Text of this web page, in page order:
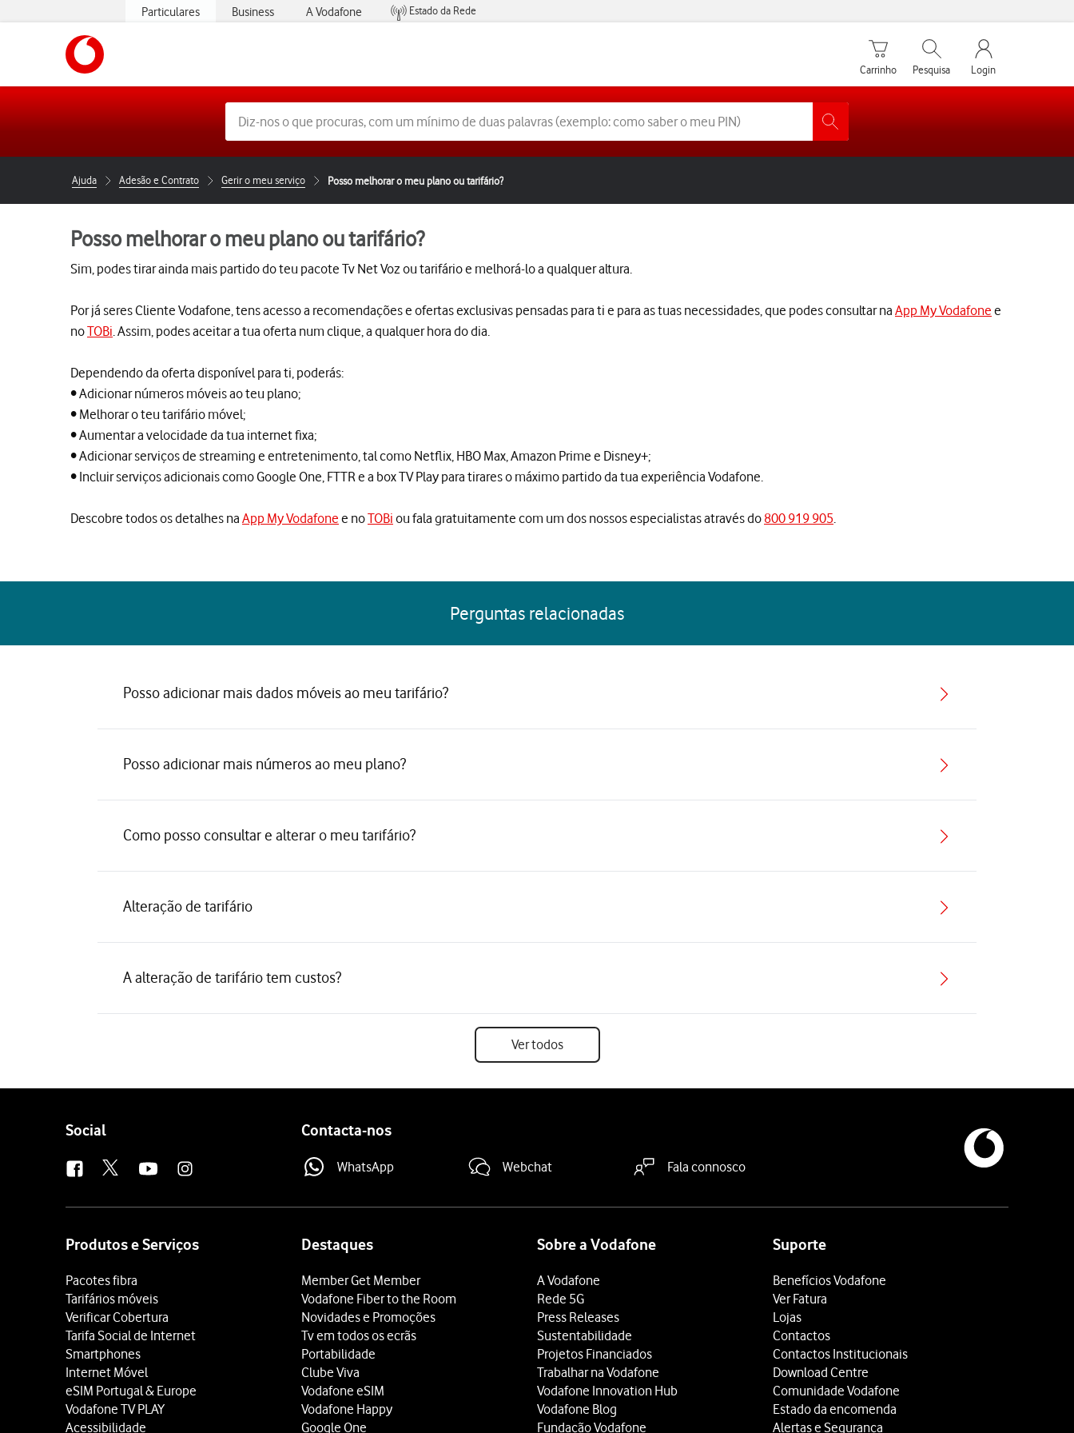
Particulares Business A Vodafone
Estado da Rede
Carrinho de compras
Carrinho
Pesquisar
Pesquisa
My Vodafone
Login
Ajuda Adesão e Contrato Gerir o meu serviço Posso melhorar o meu plano ou tarifário?
Posso melhorar o meu plano ou tarifário?
Sim, podes tirar ainda mais partido do teu pacote Tv Net Voz ou tarifário e melhorá-lo a qualquer altura.
Por já seres Cliente Vodafone, tens acesso a recomendações e ofertas exclusivas pensadas para ti e para as tuas necessidades, que podes consultar naApp My Vodafonee
noTOBi . Assim, podes aceitar a tua oferta num clique, a qualquer hora do dia.
Dependendo da oferta disponível para ti, poderás:
• Adicionar números móveis ao teu plano;
• Melhorar o teu tarifário móvel;
• Aumentar a velocidade da tua internet fixa;
• Adicionar serviços de streaming e entretenimento, tal como Netflix, HBO Max, Amazon Prime e Disney+;
• Incluir serviços adicionais como Google One, FTTR e a box TV Play para tirares o máximo partido da tua experiência Vodafone.
Descobre todos os detalhes naApp My Vodafonee noTOBiou fala gratuitamente com um dos nossos especialistas através do800 919 905
Perguntas relacionadas
Posso adicionar mais dados móveis ao meu tarifário?
Posso adicionar mais números ao meu plano?
Como posso consultar e alterar o meu tarifário?
Alteração de tarifário
A alteração de tarifário tem custos?
Ver todos
Follow
Social Contacta-nos
WhatsApp Webchat Fala connosco
Produtos e Serviços
Pacotes fibra
Tarifários móveis
Verificar Cobertura
Tarifa Social de Internet
Smartphones
Internet Móvel
eSIM Portugal & Europe
Vodafone TV PLAY
Acessibilidade
Destaques
Member Get Member
Vodafone Fiber to the Room
Novidades e Promoções
Tv em todos os ecrãs
Portabilidade
Clube Viva
Vodafone eSIM
Vodafone Happy
Google One
Sobre a Vodafone
A Vodafone
Rede 5G
Press Releases
Sustentabilidade
Projetos Financiados
Trabalhar na Vodafone
Vodafone Innovation Hub
Vodafone Blog
Fundação Vodafone
Suporte
Benefícios Vodafone
Ver Fatura
Lojas
Contactos
Contactos Institucionais
Download Centre
Comunidade Vodafone
Estado da encomenda
Alertas e Segurança